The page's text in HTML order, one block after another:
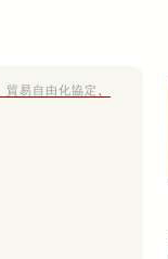
貿易自由化協定